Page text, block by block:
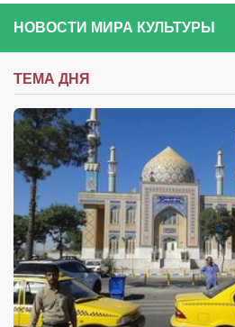
НОВОСТИ МИРА КУЛЬТУРЫ
ТЕМА ДНЯ